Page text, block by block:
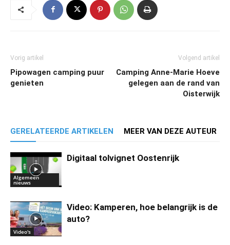
Vorig artikel
Pipowagen camping puur
genieten
Volgend artikel
Camping Anne-Marie Hoeve
gelegen aan de rand van
Oisterwijk
GERELATEERDE ARTIKELEN MEER VAN DEZE AUTEUR
Algemeen
nieuws
Digitaal tolvignet Oostenrijk
Video's
Video: Kamperen, hoe belangrijk is de
auto?